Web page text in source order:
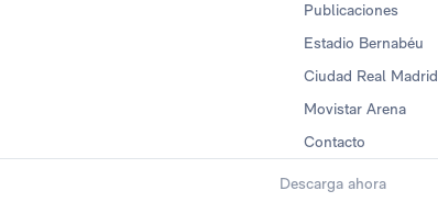
Publicaciones
Estadio Bernabéu
Ciudad Real Madrid
Movistar Arena
Contacto
Descarga ahora